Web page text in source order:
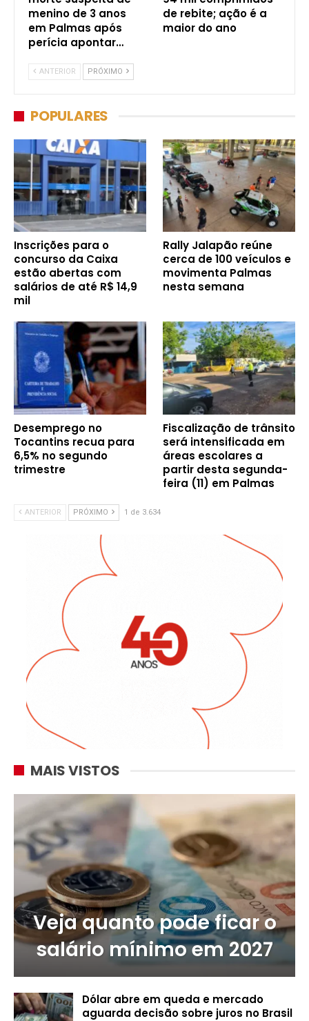
menino de 3 anos
em Palmas após
perícia apontar…
de rebite; ação é a
maior do ano
ANTERIOR PRÓXIMO
POPULARES
Inscrições para o
concurso da Caixa
estão abertas com
salários de até R$ 14,9
mil
Rally Jalapão reúne
cerca de 100 veículos e
movimenta Palmas
nesta semana
Desemprego no
Tocantins recua para
6,5% no segundo
trimestre
Fiscalização de trânsito
será intensificada em
áreas escolares a
partir desta segunda-
feira (11) em Palmas
ANTERIOR PRÓXIMO 1 de 3.634
MAIS VISTOS
Veja quanto pode ficar o
salário mínimo em 2027
Dólar abre em queda e mercado
aguarda decisão sobre juros no Brasil